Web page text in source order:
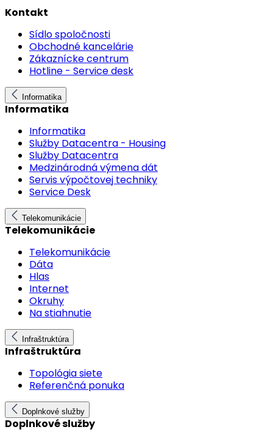
Kontakt
Sídlo spoločnosti
Obchodné kancelárie
Zákaznícke centrum
Hotline - Service desk
Informatika
Informatika
Informatika
Služby Datacentra - Housing
Služby Datacentra
Medzinárodná výmena dát
Servis výpočtovej techniky
Service Desk
Telekomunikácie
Telekomunikácie
Telekomunikácie
Dáta
Hlas
Internet
Okruhy
Na stiahnutie
Infraštruktúra
Infraštruktúra
Topológia siete
Referenčná ponuka
Doplnkové služby
Doplnkové služby